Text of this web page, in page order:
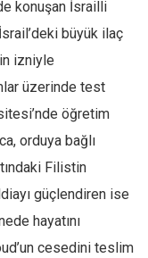
konuşan İsrailli
büyük ilaç
izniyle
üzerinde test
öğretim
orduya bağlı
Filistin
güçlendiren ise
hayatını
cesedini teslim